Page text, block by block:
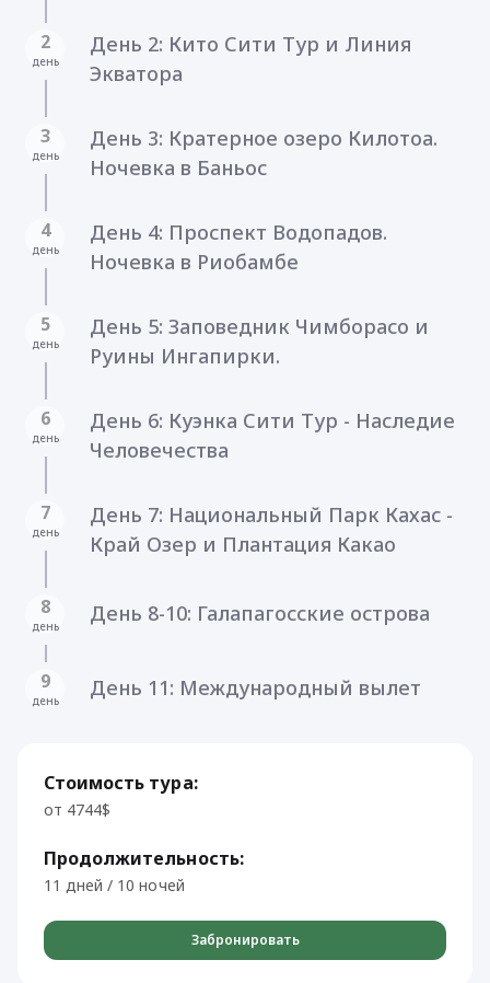
2
день
День 2: Кито Сити Тур и Линия
Экватора
3
день
День 3: Кратерное озеро Килотоа.
Ночевка в Баньос
4
день
День 4: Проспект Водопадов.
Ночевка в Риобамбе
5
день
День 5: Заповедник Чимборасо и
Руины Ингапирки.
6
день
День 6: Куэнка Сити Тур - Наследие
Человечества
7
день
День 7: Национальный Парк Кахас -
Край Озер и Плантация Какао
8
день День 8-10: Галапагосские острова
9
день День 11: Международный вылет
Стоимость тура:
от 4744$
Продолжительность:
11 дней / 10 ночей
Забронировать